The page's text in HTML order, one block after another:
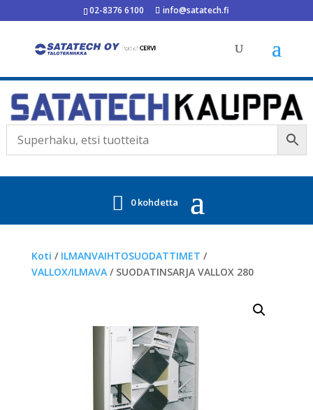
02-8376 6100 info@satatech.fi
0 kohdetta
Koti / ILMANVAIHTOSUODATTIMET /
VALLOX/ILMAVA/ SUODATINSARJA VALLOX 280